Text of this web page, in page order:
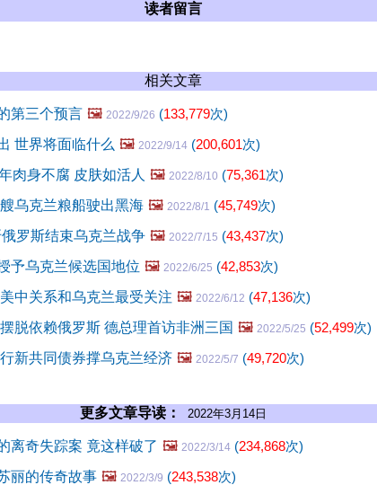
读者留言
相关文章
第三个预言 🖼️ 2022/9/26 (133,779次)
世界将面临什么 🖼️ 2022/9/14 (200,601次)
肉身不腐 皮肤如活人 🖼️ 2022/8/10 (75,361次)
乌克兰粮船驶出黑海 🖼️ 2022/8/1 (45,749次)
罗斯结束乌克兰战争 🖼️ 2022/7/15 (43,437次)
予乌克兰候选国地位 🖼️ 2022/6/25 (42,853次)
中关系和乌克兰最受关注 🖼️ 2022/6/12 (47,136次)
脱依赖俄罗斯 德总理首访非洲三国 🖼️ 2022/5/25 (52,499次)
新共同债券撑乌克兰经济 🖼️ 2022/5/7 (49,720次)
更多文章导读： 2022年3月14日
离奇失踪案 竟这样破了 🖼️ 2022/3/14 (234,868次)
丽的传奇故事 🖼️ 2022/3/9 (243,538次)